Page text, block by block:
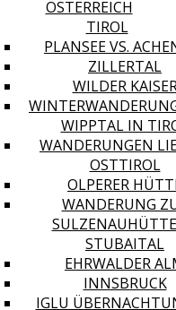
ÖSTERREICH
TIROL
PLANSEE VS.
ZILLERTAL
WILDER
WIPPTAL IN
WANDERUNGEN
OSTTIROL
OLPERER
WANDERUNG
STUBAITAL
EHRWALDER
INNSBRUCK
IGLU